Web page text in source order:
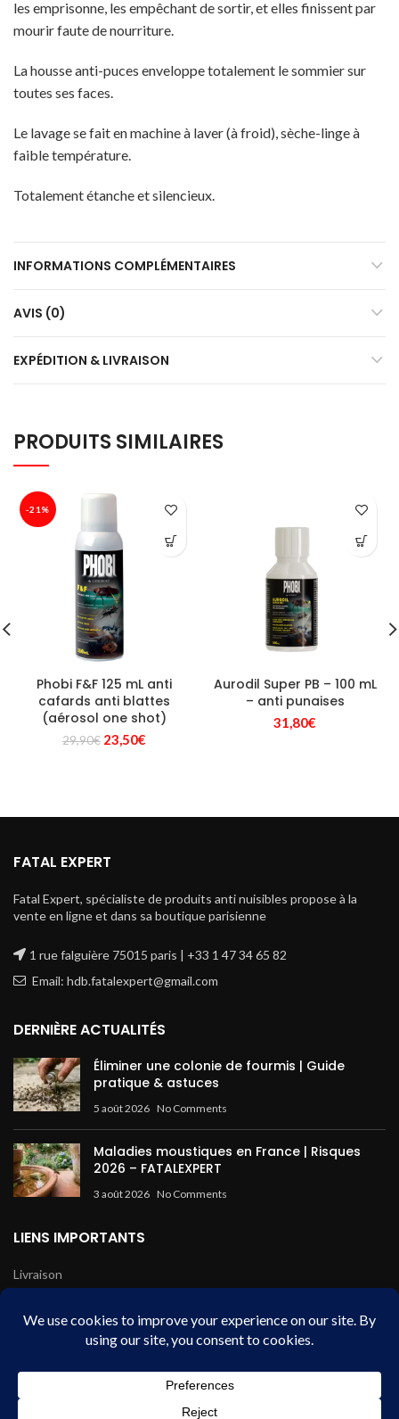
les emprisonne, les empêchant de sortir, et elles finissent par
mourir faute de nourriture.
La housse anti-puces enveloppe totalement le sommier sur
toutes ses faces.
Le lavage se fait en machine à laver (à froid), sèche-linge à
faible température.
Totalement étanche et silencieux.
INFORMATIONS COMPLÉMENTAIRES
AVIS (0)
EXPÉDITION & LIVRAISON
PRODUITS SIMILAIRES
-21%
Phobi F&F 125 mL anti
cafards anti blattes
(aérosol one shot)
29,90€ Le
23,50€
Aurodil Super PB – 100 mL
– anti punaises
31,80€
FATAL EXPERT
Fatal Expert, spécialiste de produits anti nuisibles propose à la
vente en ligne et dans sa boutique parisienne
1 rue falguière 75015 paris | +33 1 47 34 65 82
Email: hdb.fatalexpert@gmail.com
DERNIÈRE ACTUALITÉS
Éliminer une colonie de fourmis | Guide
pratique & astuces
5 août 2026 No Comments
Maladies moustiques en France | Risques
2026 – FATALEXPERT
3 août 2026 No Comments
LIENS IMPORTANTS
Livraison
Conditions de vente